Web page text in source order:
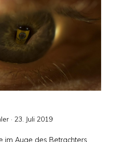
· Veröffentlicht
23. Juli 2019
im Auge des Betrachters